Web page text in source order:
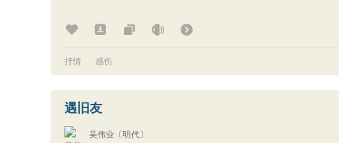
抒情 感伤
遇旧友
吴伟业 〔明代〕